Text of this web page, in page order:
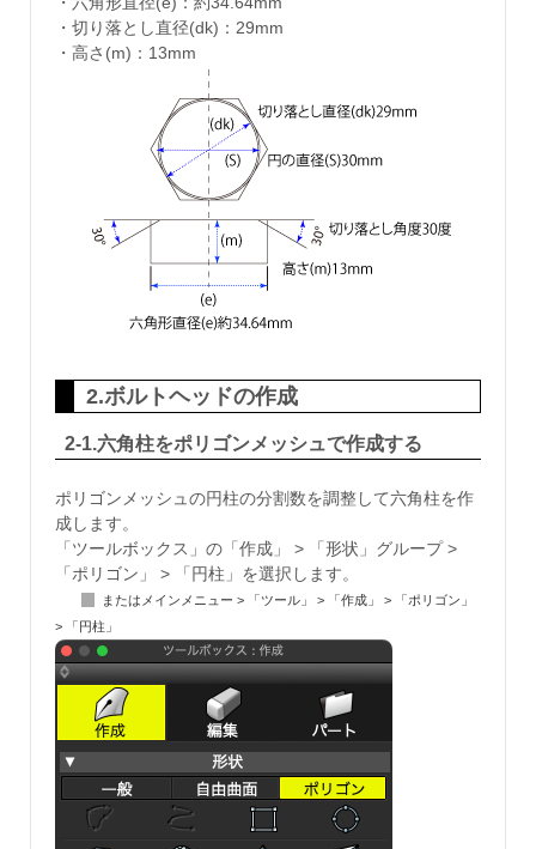
・切り落とし直径(dk)：29mm
・高さ(m)：13mm
2.ボルトヘッドの作成
2-1.六角柱をポリゴンメッシュで作成する
ポリゴンメッシュの円柱の分割数を調整して六角柱を作
成します。
「ツールボックス」の「作成」 > 「形状」グループ >
「ポリゴン」 > 「円柱」を選択します。
またはメインメニュー > 「ツール」 > 「作成」 > 「ポリゴン」
> 「円柱」